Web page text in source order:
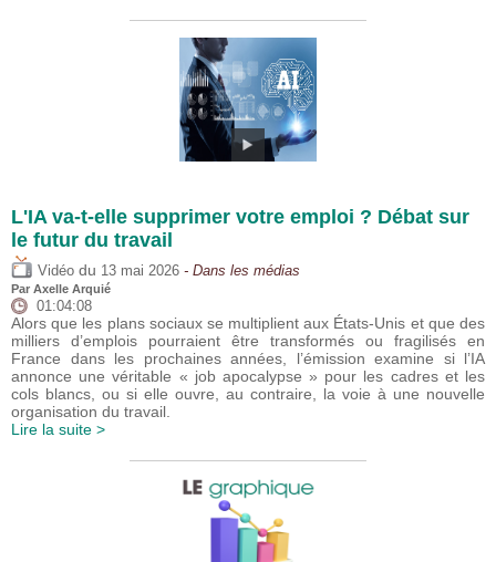
L'IA va-t-elle supprimer votre emploi ? Débat sur
le futur du travail
Vidéo du 13 mai 2026 - Dans les médias
Par Axelle Arquié
01:04:08
Alors que les plans sociaux se multiplient aux États-Unis et que des
milliers d’emplois pourraient être transformés ou fragilisés en
France dans les prochaines années, l’émission examine si l’IA
annonce une véritable « job apocalypse » pour les cadres et les
cols blancs, ou si elle ouvre, au contraire, la voie à une nouvelle
organisation du travail.
Lire la suite >